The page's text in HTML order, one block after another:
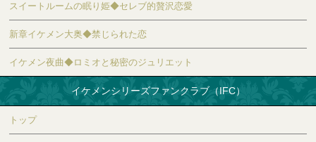
スイートルームの眠り姫◆セレブ的贅沢恋愛
新章イケメン大奥◆禁じられた恋
イケメン夜曲◆ロミオと秘密のジュリエット
イケメンシリーズファンクラブ（IFC）
トップ